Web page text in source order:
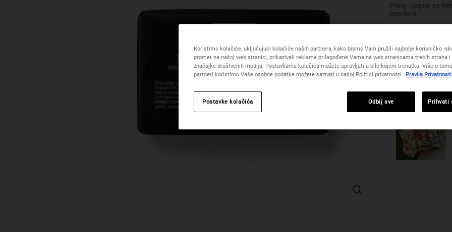
5
zvjezdica,
Read
4
Reviews.
Poveznica
za
stranicu.
Grooming Solutions Exfoliating
Piling i sapun za
pepelom.
Količina
Koristimo kolačiće, uključujući kolačiće naših partnera, kako bismo Vam pružili najbolje korisničko
promet na našoj web stranici, prikazivali reklame prilagođene Vama na web stranicama trećih strana i
značajke društvenih medija. Postavkama kolačića možete upravljati u bilo kojem trenutku. Više o
partneri koristimo Vaše osobne podatke možete saznati u našoj Politici privatnosti. Pravila Privatnosti
Odbij sve Prihvati
Postavke kolačića